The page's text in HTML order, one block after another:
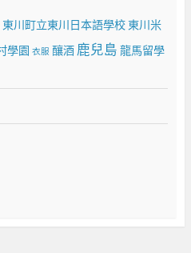
東川町立東川日本語學校 東川米
學園 衣服 釀酒 鹿兒島 龍馬留學